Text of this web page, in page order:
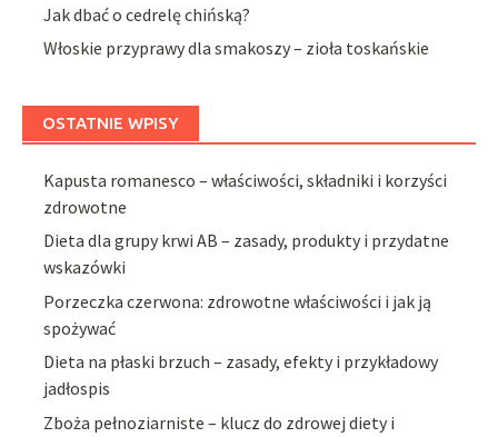
Jak dbać o cedrelę chińską?
Włoskie przyprawy dla smakoszy – zioła toskańskie
OSTATNIE WPISY
Kapusta romanesco – właściwości, składniki i korzyści
zdrowotne
Dieta dla grupy krwi AB – zasady, produkty i przydatne
wskazówki
Porzeczka czerwona: zdrowotne właściwości i jak ją
spożywać
Dieta na płaski brzuch – zasady, efekty i przykładowy
jadłospis
Zboża pełnoziarniste – klucz do zdrowej diety i